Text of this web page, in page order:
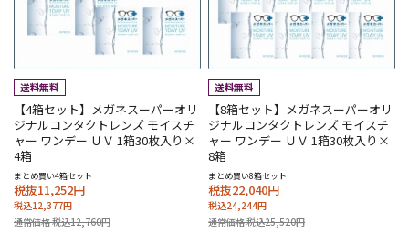
【4箱セット】メガネスーパーオリ
ジナルコンタクトレンズ モイスチ
ャー ワンデー ＵＶ 1箱30枚入り×
4箱
まとめ買い4箱セット
税抜11,252円
税込12,377円
通常価格 税込12,760円
【8箱セット】メガネスーパーオリ
ジナルコンタクトレンズ モイスチ
ャー ワンデー ＵＶ 1箱30枚入り×
8箱
まとめ買い8箱セット
税抜22,040円
税込24,244円
通常価格 税込25,520円